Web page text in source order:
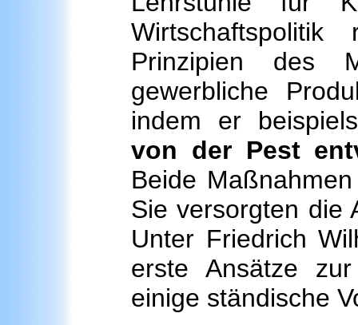
Prinzipien des
gewerbliche
indem er
von der Pest
Beide
Sie versorgten die
Unter Friedrich
erste Ansätze
einige ständische